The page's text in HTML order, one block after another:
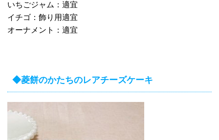
いちごジャム：適宜
イチゴ：飾り用適宜
オーナメント：適宜
◆菱餅のかたちのレアチーズケーキ